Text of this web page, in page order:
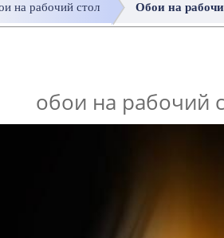
на рабочий стол Обои на
обои на рабочий